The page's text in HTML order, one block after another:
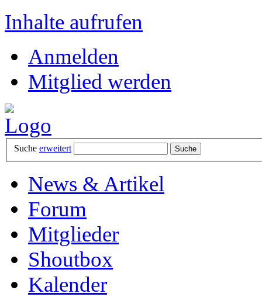
Inhalte aufrufen
Anmelden
Mitglied werden
Suche erweitert
News & Artikel
Forum
Mitglieder
Shoutbox
Kalender